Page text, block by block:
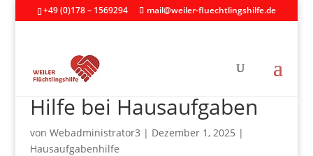
+49 (0)178 – 1569294 mail@weiler-fluechtlingshilfe.de
Hilfe bei Hausaufgaben
von Webadministrator3 | Dezember 1, 2025 |
Hausaufgabenhilfe